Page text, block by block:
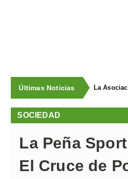
Últimas Noticias
SOCIEDAD
La Peña
El Cruce de